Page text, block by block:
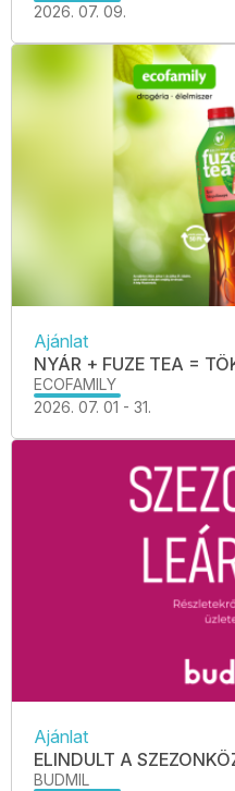
2026. 07. 09.
Ajánlat
NYÁR + FUZE TEA =
ECOFAMILY
2026. 07. 01 - 31.
Ajánlat
ELINDULT A
BUDMIL